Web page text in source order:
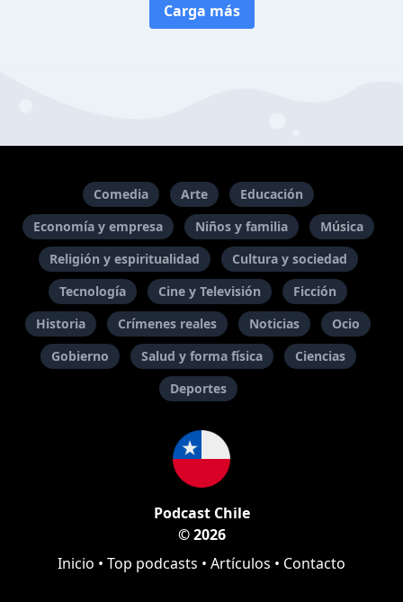
Carga más
Comedia Arte
Educación
Economía y empresa
Niños y familia
Música
Religión y espiritualidad
Cultura y sociedad
Tecnología
Cine y Televisión
Ficción
Historia
Crímenes reales Noticias
Ocio
Gobierno
Salud y forma física
Ciencias
Deportes
Podcast Chile
© 2026
Inicio • Top podcasts • Artículos • Contacto